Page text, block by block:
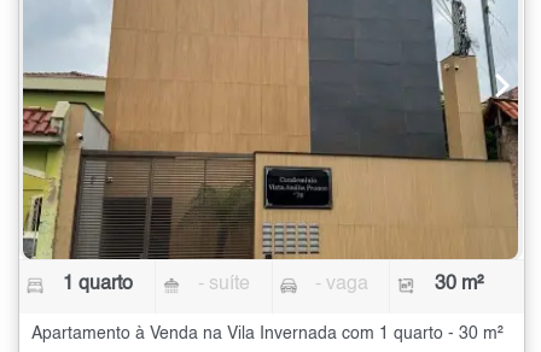
1 quarto - suíte - vaga 30 m²
Apartamento à Venda na Vila Invernada com 1 quarto - 30 m²